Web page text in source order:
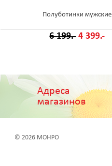
Полуботинки мужские
6 199.- 4 399.-
Адреса
магазинов
© 2026 МОНРО